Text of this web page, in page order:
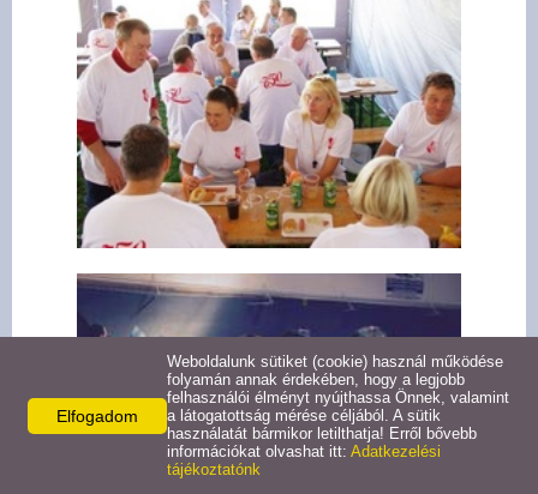
Elfogadom
Weboldalunk sütiket (cookie) használ működése
folyamán annak érdekében, hogy a legjobb
felhasználói élményt nyújthassa Önnek, valamint
a látogatottság mérése céljából. A sütik
használatát bármikor letilthatja! Erről bővebb
információkat olvashat itt: Adatkezelési
tájékoztatónk